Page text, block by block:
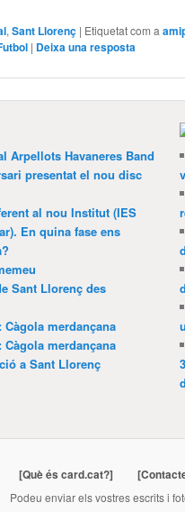
,Sant Llorenç | Etiquetat com a
| Deixa una resposta
Arpellots Havaneres Band
presentat el nou disc
al nou Institut (IES
En quina fase ens
Sant Llorenç des
merdançana
merdançana
a Sant Llorenç
[Què és card.cat?]
Podeu enviar els vostres escrits i